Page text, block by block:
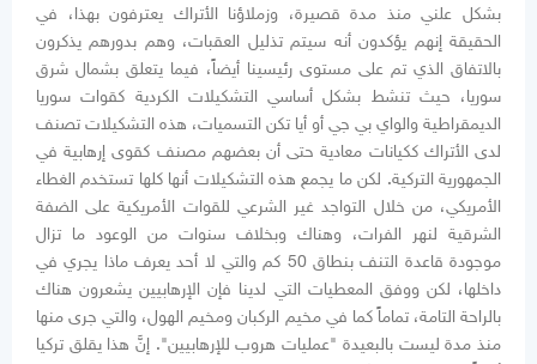
بشكل علني منذ مدة قصيرة، وزملاؤنا الأتراك يعترفون بهذا، في
الحقيقة إنهم يؤكدون أنه سيتم تذليل العقبات، وهم بدورهم يذكرون
بالاتفاق الذي تم على مستوى رئيسينا أيضاً، فيما يتعلق بشمال شرق
سوريا، حيث تنشط بشكل أساسي التشكيلات الكردية كقوات سوريا
الديمقراطية والواي بي جي أو أيا تكن التسميات، هذه التشكيلات تصنف
لدى الأتراك ككيانات معادية حتى أن بعضهم مصنف كقوى إرهابية في
الجمهورية التركية. لكن ما يجمع هذه التشكيلات أنها كلها تستخدم الغطاء
الأمريكي، من خلال التواجد غير الشرعي للقوات الأمريكية على الضفة
الشرقية لنهر الفرات، وهناك وبخلاف سنوات من الوعود ما تزال
موجودة قاعدة التنف بنطاق 50 كم والتي لا أحد يعرف ماذا يجري في
داخلها، لكن ووفق المعطيات التي لدينا فإن الإرهابيين يشعرون هناك
بالراحة التامة، تماماً كما في مخيم الركبان ومخيم الهول، والتي جرى منها
منذ مدة ليست بالبعيدة "عمليات هروب للإرهابيين". إنَّ هذا يقلق تركيا